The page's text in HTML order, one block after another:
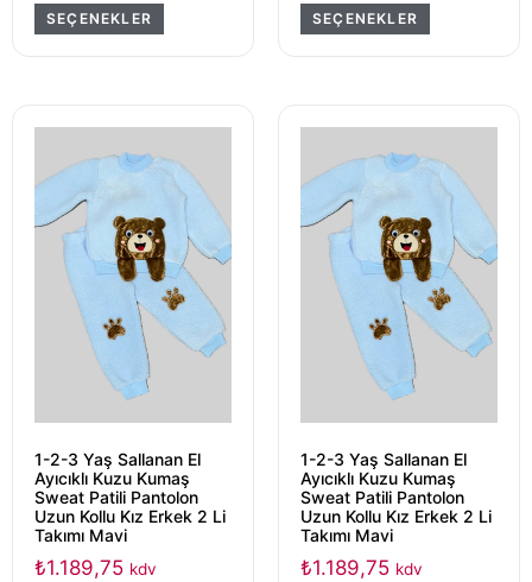
SEÇENEKLER SEÇENEKLER
1-2-3 Yaş Sallanan El
Ayıcıklı Kuzu Kumaş
Sweat Patili Pantolon
Uzun Kollu Kız Erkek 2 Li
Takımı Mavi
₺1.189,75 kdv
1-2-3 Yaş Sallanan El
Ayıcıklı Kuzu Kumaş
Sweat Patili Pantolon
Uzun Kollu Kız Erkek 2 Li
Takımı Mavi
₺1.189,75 kdv